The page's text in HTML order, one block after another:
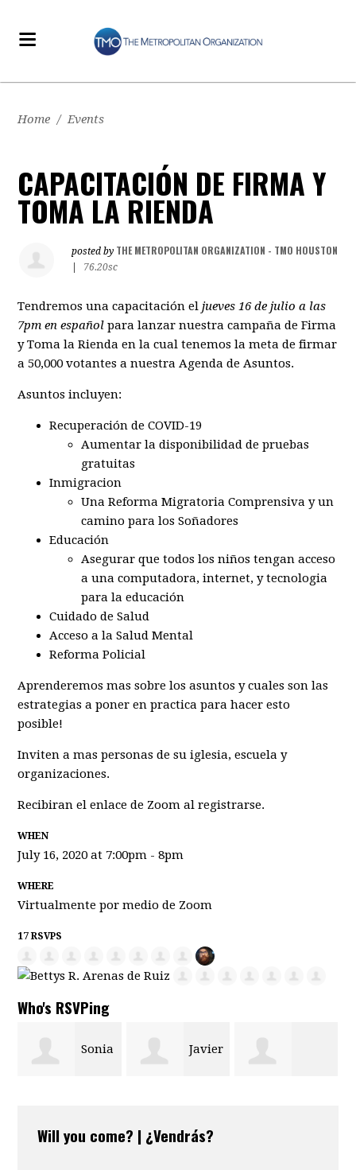
Home / Events
CAPACITACIÓN DE FIRMA Y
TOMA LA RIENDA
posted by THE METROPOLITAN ORGANIZATION - TMO HOUSTON
76.20sc
Tendremos una capacitación eljueves 16 de julio a las
7pm en español para lanzar nuestra campaña de Firma
y Toma la Rienda en la cual tenemos la meta de firmar
a 50,000 votantes a nuestra Agenda de Asuntos.
Asuntos incluyen:
Recuperación de COVID-19
Aumentar la disponibilidad de pruebas
gratuitas
Inmigracion
Una Reforma Migratoria Comprensiva y un
camino para losSoñadores
Educación
Asegurar que todos los niños tengan acceso
a una computadora, internet, y tecnologia
para la educación
Cuidado de Salud
Acceso a la Salud Mental
Reforma Policial
Aprenderemos mas sobre los asuntos y cuales son las
estrategias a poner en practica para hacer esto
posible!
Inviten a mas personas de su iglesia, escuela y
organizaciones.
Recibiran el enlace de Zoom al registrarse.
WHEN
July 16, 2020 at 7:00pm - 8pm
WHERE
Virtualmente por medio de Zoom
17 RSVPS
Who's RSVPing
Will you come? | ¿Vendrás?